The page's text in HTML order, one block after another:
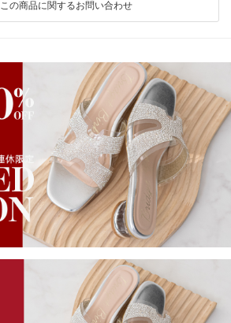
この商品に関するお問い合わせ